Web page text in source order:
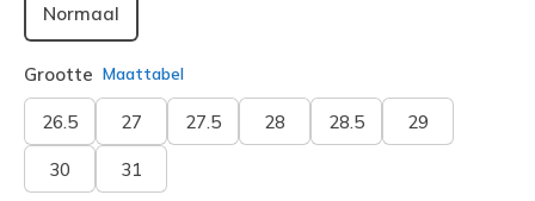
Normaal
Grootte Maattabel
26.5 27 27.5 28 28.5 29
30 31